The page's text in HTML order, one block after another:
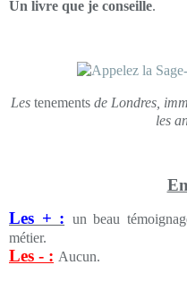
Un livre que je conseille.
Les tenements de Londres,
les
Les + : un beau
métier.
Les - : Aucun.